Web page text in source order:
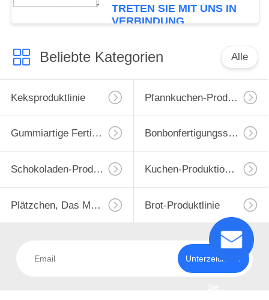
TRETEN SIE MIT UNS IN
VERBINDUNG
Beliebte Kategorien Alle
Keksproduktlinie Pfannkuchen-Produktionslinie
Gummiartige Fertigungsstraße Bonbonfertigungsstraße
Schokoladen-Produktlinie Kuchen-Produktions-Maschine
Plätzchen, Das Maschine Bildet Brot-Produktlinie
Unterzeichnen